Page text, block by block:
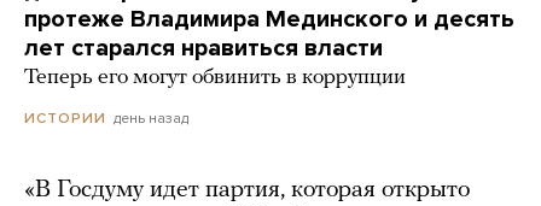
протеже Владимира Мединского и десять
лет старался нравиться власти
Теперь его могут обвинить в коррупции
ИСТОРИИ день назад
«В Госдуму идет партия, которая открыто